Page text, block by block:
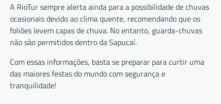
A RioTur sempre alerta ainda para a possibilidade de chuvas
ocasionais devido ao clima quente, recomendando que os
foliões levem capas de chuva. No entanto, guarda-chuvas
não são permitidos dentro da Sapucaí.
Com essas informações, basta se preparar para curtir uma
das maiores festas do mundo com segurança e
tranquilidade!